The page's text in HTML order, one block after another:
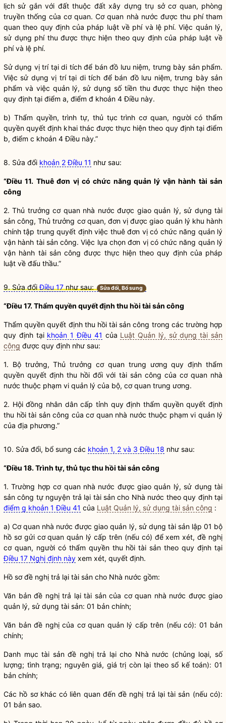
lịch sử gắn với đất thuộc đất xây dựng trụ sở cơ quan, phòng
truyền thống của cơ quan. Cơ quan nhà nước được thu phí tham
quan theo quy định của pháp luậtvề phí và lệ phí. Việc quản lý,
sử dụng phí thu được thực hiện theo quy định của pháp luật về
phí và lệ phí.
Sử dụng vị trí tại di tích để bán đồ lưu niệm, trưng bày sản phẩm.
Việc sử dụng vị trí tại di tích để bán đồ lưu niệm, trưng bày sản
phẩm và việc quản lý, sử dụng số tiền thu được thực hiện theo
quy định tại điểm a, điểm đ khoản 4 Điều này.
b) Thẩm quyền, trình tự, thủ tục trình cơ quan, người có thẩm
quyền quyết định khai thác được thực hiện theo quy định tại điểm
b, điểm c khoản 4 Điều này.”
8. Sửa đổi khoản 2 Điều 11 như sau:
“Điều 11. Thuê đơn vị có chức năng quản lý vận hành tài sản
công
2. Thủ trưởng cơ quan nhà nước được giao quản lý, sử dụngtài
sản công, Thủ trưởng cơ quan, đơn vị được giao quản lý khu hành
chính tập trung quyết định việc thuê đơn vị có chức năng quản lý
vận hành tài sản công. Việc lựa chọn đơn vị có chức năng quản lý
vận hành tài sản công được thực hiện theo quy định của pháp
luật về đấu thầu.”
9. Sửa đổiĐiều 17như sau: Sửa đổi, Bổ sung
“Điều 17. Thẩm quyền quyết định thu hồi tài sản công
Thẩmquyền quyết định thu hồitài sản công trong các trường hợp
quy định tại khoản 1 Điều 41 của Luật Quản lý, sử dụng tài sản
công được quy định như sau:
1. Bộ trưởng, Thủ trưởng cơ quan trung ương quy định thẩm
quyền quyết định thu hồi đối với tài sản công của cơ quan nhà
nước thuộc phạm vi quản lý của bộ, cơ quan trung ương.
2. Hội đồng nhân dâncấp tỉnh quy định thẩm quyềnquyết định
thu hồi tài sản công của cơ quan nhà nước thuộc phạm vi quản lý
của địa phương.”
10. Sửa đổi, bổ sung các khoản 1, 2 và 3 Điều 18 như sau:
“Điều 18. Trình tự, thủ tục thu hồi tài sản công
1. Trường hợp cơ quan nhà nước được giao quản lý, sử dụngtài
sản công tự nguyện trả lại tài sản cho Nhà nước theo quy định tại
điểm g khoản 1 Điều 41 của Luật Quản lý, sử dụng tài sản công :
a) Cơ quan nhà nước được giao quản lý, sử dụng tài sản lập 01 bộ
hồ sơ gửi cơ quan quản lý cấp trên (nếu có) để xem xét, đề nghị
cơ quan, người có thẩm quyềnthu hồi tài sản theo quy định tại
Điều 17 Nghị định này xem xét, quyết định.
Hồ sơ đề nghị trả lại tài sản cho Nhà nước gồm:
Văn bản đề nghị trả lại tài sản của cơ quan nhà nước được giao
quản lý, sử dụng tài sản: 01 bản chính;
Văn bản đề nghị của cơ quan quản lý cấp trên (nếu có): 01 bản
chính;
Danh mục tài sản đề nghị trả lại cho Nhà nước (chủng loại, số
lượng; tình trạng; nguyên giá, giá trị còn lại theo sổ kế toán): 01
bản chính;
Các hồ sơ khác có liên quan đến đề nghị trả lại tài sản (nếu có):
01 bản sao.